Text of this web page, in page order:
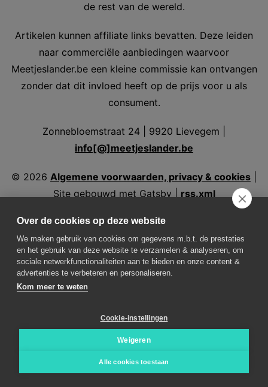
de rest van de wereld.
Artikelen kunnen affiliate links bevatten. Deze leiden
naar commerciële aanbiedingen waarvoor
Meetjeslander.be een kleine commissie kan ontvangen
zonder dat dit invloed heeft op de prijs voor u als
consument.
Zonnebloemstraat 24 | 9920 Lievegem |
info[@]meetjeslander.be
© 2026 Algemene voorwaarden, privacy & cookies
Site gebouwd met Gatsby | rss.xml
Volg ons
Weer in Maldegem
Weer in Sint-Laureins
Over de cookies op deze website
We maken gebruik van cookies om gegevens m.b.t. de prestaties
en het gebruik van deze website te verzamelen & analyseren, om
sociale netwerkfunctionaliteiten aan te bieden en onze content &
advertenties te verbeteren en personaliseren.
Kom meer te weten
Cookie-instellingen
Weigeren
Alle cookies toestaan